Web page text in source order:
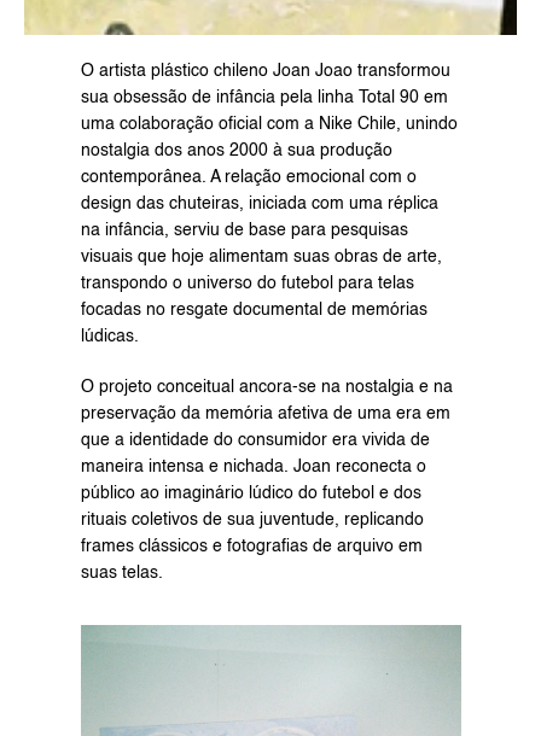
O artista plástico chileno Joan Joao transformou
sua obsessão de infância pela linha Total 90 em
uma colaboração oficial com a Nike Chile, unindo
nostalgia dos anos 2000 à sua produção
contemporânea. A relação emocional com o
design das chuteiras, iniciada com uma réplica
na infância, serviu de base para pesquisas
visuais que hoje alimentam suas obras de arte,
transpondo o universo do futebol para telas
focadas no resgate documental de memórias
lúdicas.
O projeto conceitual ancora-se na nostalgia e na
preservação da memória afetiva de uma era em
que a identidade do consumidor era vivida de
maneira intensa e nichada. Joan reconecta o
público ao imaginário lúdico do futebol e dos
rituais coletivos de sua juventude, replicando
frames clássicos e fotografias de arquivo em
suas telas.